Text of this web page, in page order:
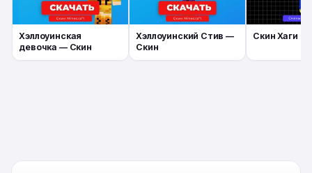
Хэллоуинская
девочка — Скин
Хэллоуинский Стив —
Скин
Скин Хаги